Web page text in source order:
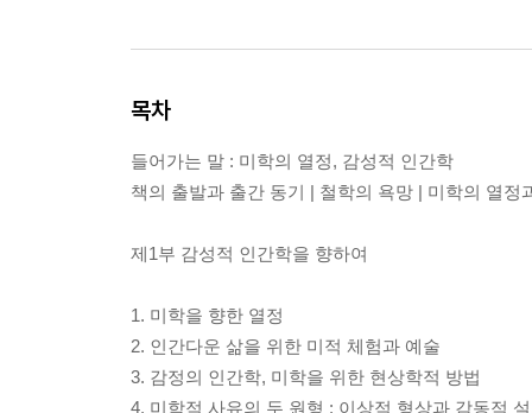
목차
들어가는 말 : 미학의 열정, 감성적 인간학
책의 출발과 출간 동기 | 철학의 욕망 | 미학의 열정
제1부 감성적 인간학을 향하여
1. 미학을 향한 열정
2. 인간다운 삶을 위한 미적 체험과 예술
3. 감정의 인간학, 미학을 위한 현상학적 방법
4. 미학적 사유의 두 원형 : 이상적 형상과 감동적